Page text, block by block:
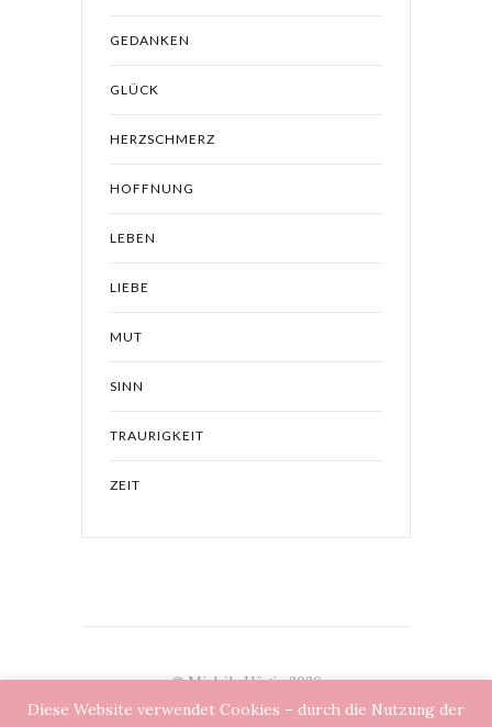
GEDANKEN
GLÜCK
HERZSCHMERZ
HOFFNUNG
LEBEN
LIEBE
MUT
SINN
TRAURIGKEIT
ZEIT
© Michèle Hügin 2026
Diese Website verwendet Cookies – durch die Nutzung der